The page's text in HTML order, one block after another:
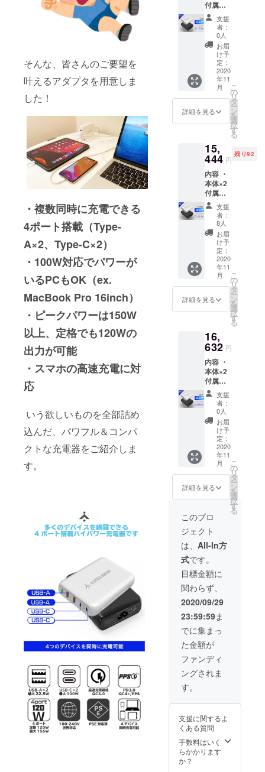
そんな、皆さんのご要望を
叶えるアダプタを用意しま
した！
・複数同時に充電できる
4ポート搭載（Type-
A×2、Type-C×2）
・100W対応でパワーが
いるPCもOK（ex.
MacBook Pro 16inch）
・ピークパワーは150W
以上、定格でも120Wの
出力が可能
・スマホの高速充電に対
応
いう欲しいものを全部詰め
込んだ、パワフル＆コンパ
クトな充電器をご紹介しま
す。
す。 ※
海外輸
送中の
トラブ
ルや通
関時の
イレ
ギュ
ラー等
で、お
届け時
期が遅
す。 ※
並行輸
入品が
発生す
る可能
性があ
りま
す。個
人輸入
及び販
路に
よって
は防ぐ
ことが
できな
い可能
性があ
す。 ※
デザイ
ン・仕
様は予
告なく
一部変
更にな
る可能
性もご
ざいま
す。 ※
想定を
上回る
皆様か
らご支
き、量
産体制
充実さ
せるこ
とがで
きた場
般販売
価格が
予定価
格を下
回る可
能性が
ござい
ます。
※ご注文
状況、
使用部
材の供
給状
上の都
合等に
より出
荷時期
が遅れ
る場合
付属品
・スタ
ンド ・
コード
・説明
書 ※ご
注文状
況、使
用部材
の供給
状況、
製造工
程上の
都合等
出荷時
期が遅
れる場
合があ
りま
す。 ※
海外輸
送中の
トラブ
ルや通
関時の
イレ
ギュ
ラー等
で、お
届け時
期が遅
す。 ※
並行輸
入品が
発生す
る可能
性があ
りま
す。個
人輸入
及び販
路に
よって
は防ぐ
ことが
できな
い可能
性があ
願いま
デザイ
ン・仕
様は予
告なく
一部変
更にな
る可能
性もご
す。 ※
想定を
上回る
皆様か
らご支
援を頂
き、量
充実さ
せるこ
とがで
きた場
合、一
般販売
支援
者：
0人
お届
け予
定：
2020
年11
月
詳細を見る
こ
の
リ
タ
ー
ン
を
選
択
す
る
15,
444 円
残り92
内容 ・
本体×2
付属品
・スタ
ンド
・コー
ド ・説
明書 ※
ご注文
状況、
使用部
材の供
給状
況、製
造工程
上の都
より出
荷時期
が遅れ
る場合
があり
ます。
※海外
輸送中
のトラ
ブルや
通関時
のイレ
ギュ
ラー等
で、お
届け時
期が遅
りま
す。 ※
並行輸
入品が
発生す
る可能
性があ
りま
す。個
人輸入
及び販
路に
よって
は防ぐ
ことが
できな
い可能
性があ
願いま
す。 ※
デザイ
ン・仕
様は予
告なく
支援
者：
8人
お届
け予
定：
2020
年11
月
詳細を見る
こ
の
リ
タ
ー
ン
を
選
択
す
る
16,
632 円
内容 ・
本体×2
付属品
・スタ
ンド
・コー
ド ・説
明書 ※
ご注文
状況、
使用部
材の供
給状
況、製
造工程
上の都
合等に
より出
荷時期
が遅れ
る場合
があり
ます。
※海外輸
送中の
トラブ
ルや通
関時の
イレ
ギュ
ラー等
で、お
届け時
期が遅
りま
並行輸
入品が
発生す
る可能
性があ
支援
者：
0人
お届
け予
定：
2020
年11
月
詳細を見る
こ
の
リ
タ
ー
ン
を
選
択
す
る
このプロ
ジェクト
は、 All-In方
式です。
目標金額に
関わらず、
2020/09/29
23:59:59ま
でに集まっ
た金額が
ファンディ
ングされま
す。
支援に関するよ
くある質問
手数料はいく
らかかります
か？